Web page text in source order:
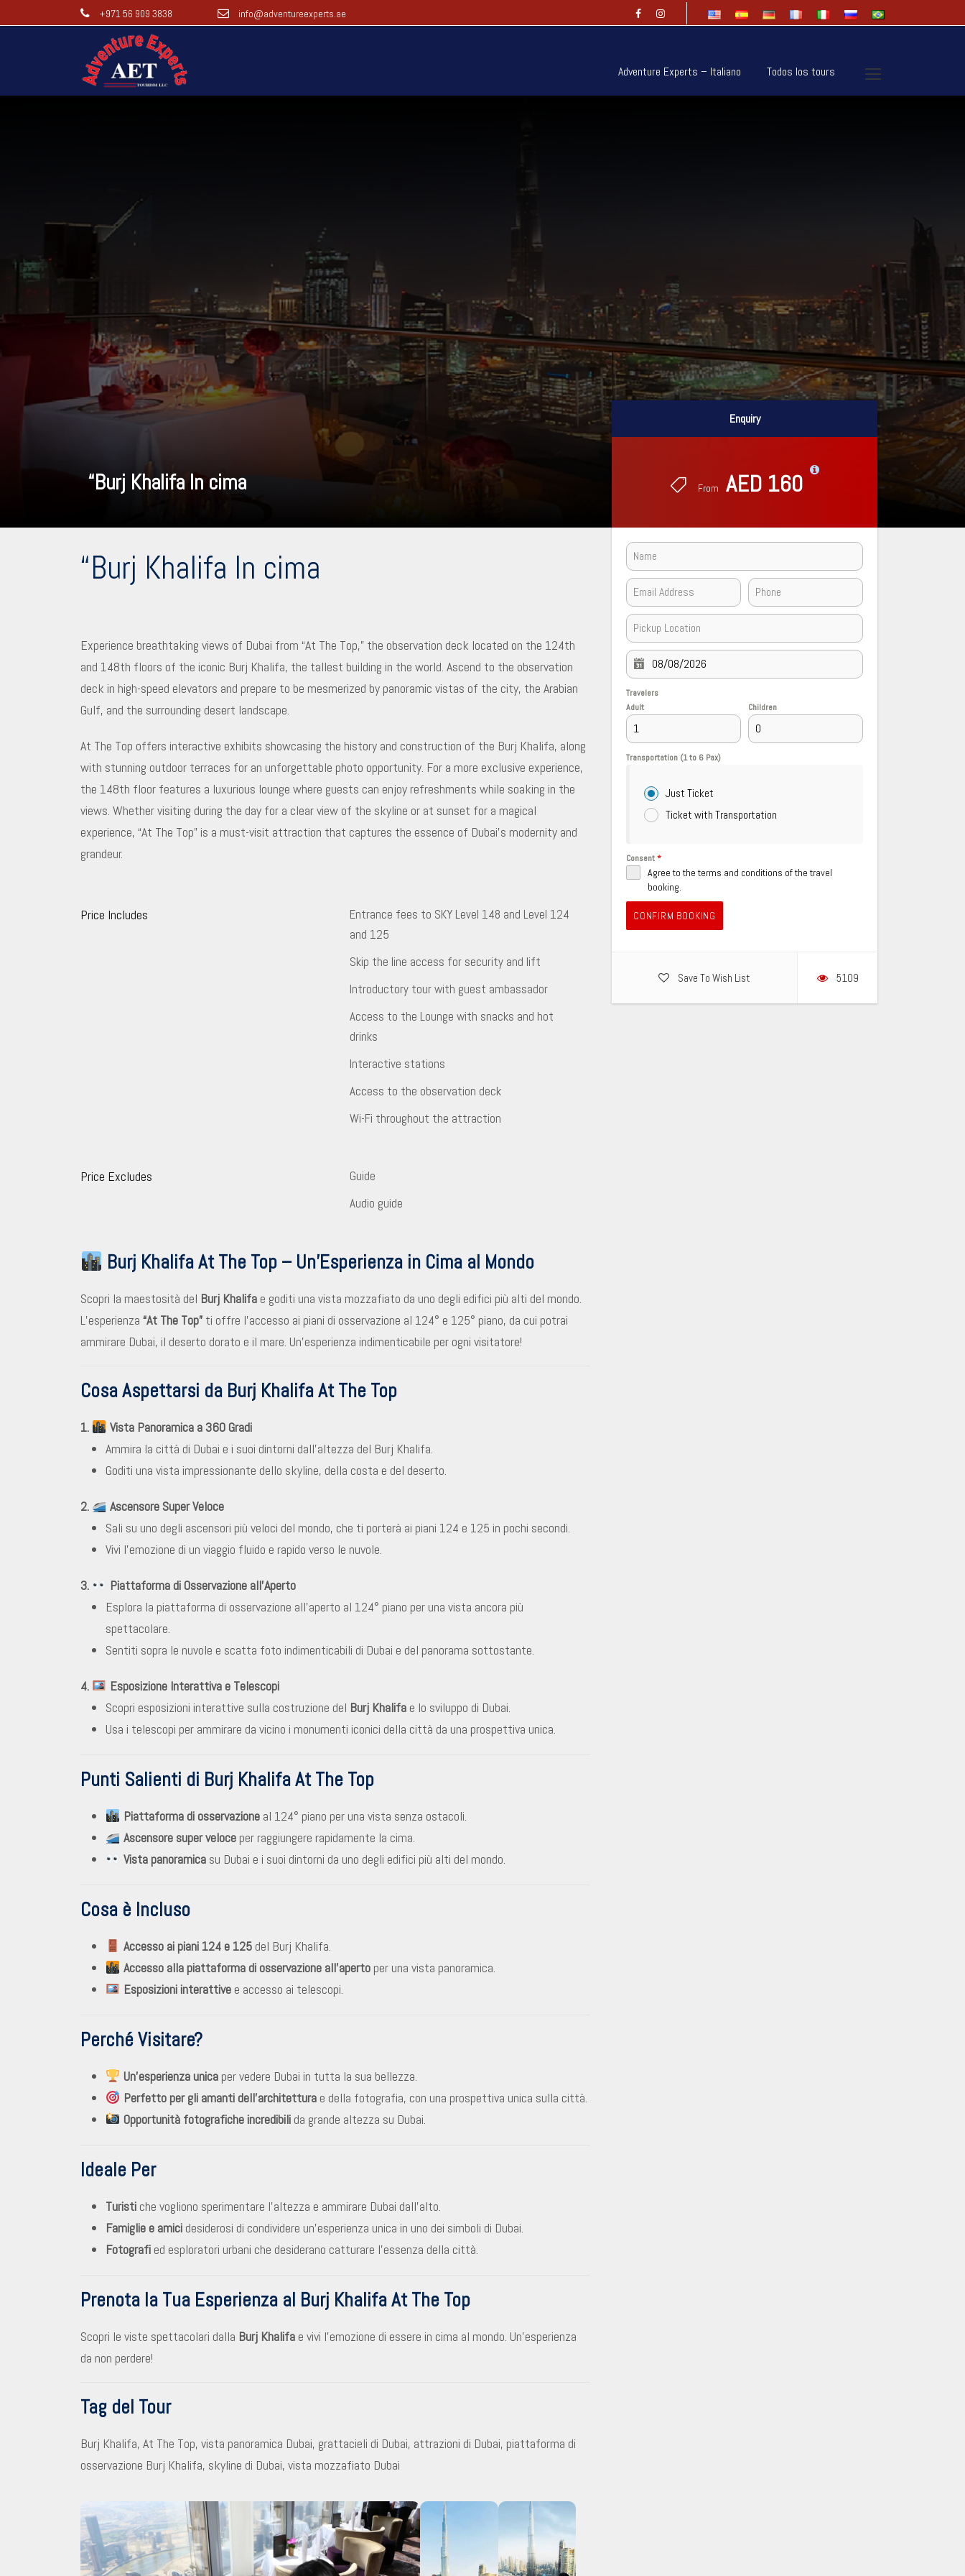
+971 56 909 3838 info@adventureexperts.ae
Adventure Experts – Italiano Todos los tours
“Burj Khalifa In cima
Enquiry
From AED 160
Enquiry
From AED 160
Travelers
Adult
Children
Transportation (1 to 6 Pax)
Just Ticket
Ticket with Transportation
Consent*
Agree to the terms and conditions of the travel
booking.
CONFIRM BOOKING
Save To Wish List 5109
“Burj Khalifa In cima
Experience breathtaking views of Dubai from “At The Top,” the observation deck located on the 124th
and 148th floors of the iconic Burj Khalifa, the tallest building in the world. Ascend to the observation
deck in high-speed elevators and prepare to be mesmerized by panoramic vistas of the city, the Arabian
Gulf, and the surrounding desert landscape.
At The Top offers interactive exhibits showcasing the history and construction of the Burj Khalifa, along
with stunning outdoor terraces for an unforgettable photo opportunity. For a more exclusive experience,
the 148th floor features a luxurious lounge where guests can enjoy refreshments while soaking in the
views. Whether visiting during the day for a clear view of the skyline or at sunset for a magical
experience, “At The Top” is a must-visit attraction that captures the essence of Dubai’s modernity and
grandeur.
Price Includes
Entrance fees to SKY Level 148 and Level 124
and 125
Skip the line access for security and lift
Introductory tour with guest ambassador
Access to the Lounge with snacks and hot
drinks
Interactive stations
Access to the observation deck
Wi-Fi throughout the attraction
Price Excludes
Guide
Audio guide
Burj Khalifa At The Top – Un’Esperienza in Cima al Mondo
Scopri la maestosità del Burj Khalifa e goditi una vista mozzafiato da uno degli edifici più alti del mondo.
L’esperienza “At The Top” ti offre l’accesso ai piani di osservazione al 124° e 125° piano, da cui potrai
ammirare Dubai, il deserto dorato e il mare. Un’esperienza indimenticabile per ogni visitatore!
Cosa Aspettarsi da Burj Khalifa At The Top
1.
Vista Panoramica a 360 Gradi
Ammira la città di Dubai e i suoi dintorni dall’altezza del Burj Khalifa.
Goditi una vista impressionante dello skyline, della costa e del deserto.
2.
Ascensore Super Veloce
Sali su uno degli ascensori più veloci del mondo, che ti porterà ai piani 124 e 125 in pochi secondi.
Vivi l’emozione di un viaggio fluido e rapido verso le nuvole.
3.
Piattaforma di Osservazione all’Aperto
Esplora la piattaforma di osservazione all’aperto al 124° piano per una vista ancora più
spettacolare.
Sentiti sopra le nuvole e scatta foto indimenticabili di Dubai e del panorama sottostante.
4.
Esposizione Interattiva e Telescopi
Scopri esposizioni interattive sulla costruzione del Burj Khalifa e lo sviluppo di Dubai.
Usa i telescopi per ammirare da vicino i monumenti iconici della città da una prospettiva unica.
Punti Salienti di Burj Khalifa At The Top
Piattaforma di osservazioneal 124° piano per una vista senza ostacoli.
Ascensore super veloceper raggiungere rapidamente la cima.
Vista panoramicasu Dubai e i suoi dintorni da uno degli edifici più alti del mondo.
Cosa è Incluso
Accesso ai piani 124 e 125del Burj Khalifa.
Accesso alla piattaforma di osservazione all’apertoper una vista panoramica.
Esposizioni interattivee accesso ai telescopi.
Perché Visitare?
Un’esperienza unicaper vedere Dubai in tutta la sua bellezza.
Perfetto per gli amanti dell’architetturae della fotografia, con una prospettiva unica sulla città.
Opportunità fotografiche incredibilida grande altezza su Dubai.
Ideale Per
Turisti che vogliono sperimentare l’altezza e ammirare Dubai dall’alto.
Famiglie e amici desiderosi di condividere un’esperienza unica in uno dei simboli di Dubai.
Fotografi ed esploratori urbani che desiderano catturare l’essenza della città.
Prenota la Tua Esperienza al Burj Khalifa At The Top
Scopri le viste spettacolari dalla Burj Khalifa e vivi l’emozione di essere in cima al mondo. Un’esperienza
da non perdere!
Tag del Tour
Burj Khalifa, At The Top, vista panoramica Dubai, grattacieli di Dubai, attrazioni di Dubai, piattaforma di
osservazione Burj Khalifa, skyline di Dubai, vista mozzafiato Dubai